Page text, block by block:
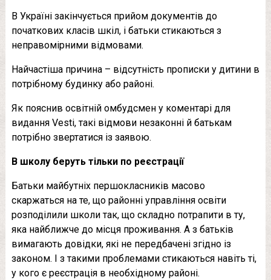
В Україні закінчується прийом документів до
початкових класів шкіл, і батьки стикаються з
неправомірними відмовами.
Найчастіша причина – відсутність прописки у дитини в
потрібному будинку або районі.
Як пояснив освітній омбудсмен у коментарі для
видання Vesti, такі відмови незаконні й батькам
потрібно звертатися із заявою.
В школу беруть тільки по реєстрації
Батьки майбутніх першокласників масово
скаржаться на те, що районні управління освіти
розподілили школи так, що складно потрапити в ту,
яка найближче до місця проживання. А з батьків
вимагають довідки, які не передбачені згідно із
законом. І з такими проблемами стикаються навіть ті,
у кого є реєстрація в необхідному районі.